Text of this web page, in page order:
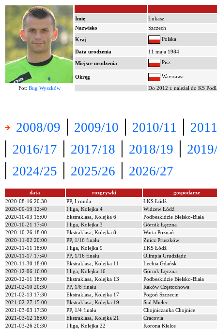
Imię
Łukasz
Nazwisko
Szczech
Kraj
Polska
Data urodzenia
11 maja 1984
Miejsce urodzenia
Pisz
Okręg
Warszawa
Fot: Bug Wyszków Do 2012 r. należał do KS
2008/09 | 2009/10 | 2010/11 |
| 2016/17 | 2017/18 | 2018/19 |
| 2024/25 | 2025/26 | 2026/27
data rozgrywki
gospodarze
2020-08-16 20:30
PP, I runda
ŁKS Łódź
2020-09-19 12:40
I liga, Kolejka 4
Widzew Łódź
2020-10-03 15:00
Ekstraklasa, Kolejka 6
Podbeskidzie Bielsko-Biała
2020-10-21 17:40
I liga, Kolejka 3
Górnik Łęczna
2020-10-26 18:00
Ekstraklasa, Kolejka 8
Warta Poznań
2020-11-02 20:00
PP, 1/16 finału
Znicz Pruszków
2020-11-11 18:00
I liga, Kolejka 9
ŁKS Łódź
2020-11-17 17:40
PP, 1/16 finału
Olimpia Grudziądz
2020-11-30 18:00
Ekstraklasa, Kolejka 11
Lechia Gdańsk
2020-12-06 16:00
I liga, Kolejka 16
Górnik Łęczna
2020-12-11 18:00
Ekstraklasa, Kolejka 13
Podbeskidzie Bielsko-Biała
2021-02-10 20:30
PP, 1/8 finału
Raków Częstochowa
2021-02-13 17:30
Ekstraklasa, Kolejka 17
Pogoń Szczecin
2021-02-27 15:00
Ekstraklasa, Kolejka 19
Stal Mielec
2021-03-03 17:30
PP, 1/4 finału
Chojniczanka Chojnice
2021-03-12 18:00
Ekstraklasa, Kolejka 21
Cracovia
2021-03-26 20:30
I liga, Kolejka 22
Korona Kielce